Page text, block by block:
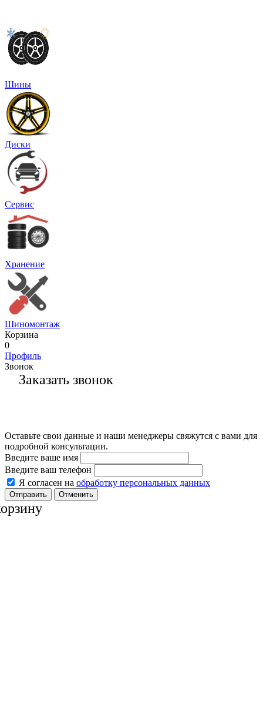
Шины
Диски
Сервис
Хранение
Шиномонтаж
Корзина
0
Профиль
Звонок
Заказать звонок
Оставьте свои данные и наши менеджеры свяжутся с вами для
подробной консультации.
Введите ваше имя
Введите ваш телефон
Я согласен на обработку персональных данных
Отменить